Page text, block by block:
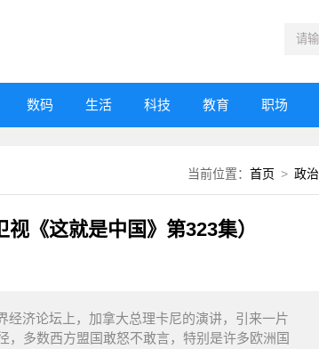
数码 生活 科技 教育 职场
当前位置： 首页 > 政治
《这就是中国》第323集）
济论坛上，加拿大总理卡尼的演讲，引来一片
，多数西方盟国敢怒不敢言，特别是许多欧洲国